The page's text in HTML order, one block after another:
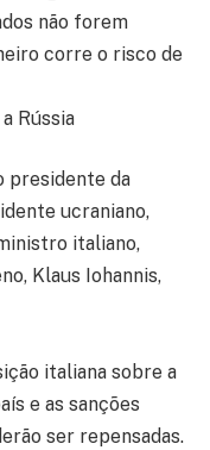
não forem
corre o risco de
Rússia
presidente da
ucraniano,
italiano,
Klaus Iohannis,
italiana sobre a
e as sanções
ser repensadas.